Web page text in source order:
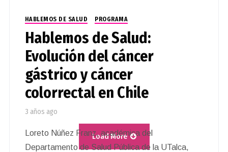
HABLEMOS DE SALUD PROGRAMA
Hablemos de Salud:
Evolución del cáncer
gástrico y cáncer
colorrectal en Chile
3 años ago
Loreto Núñez Franz, académica del
Departamento de Salud Pública de la UTalca,
Load More